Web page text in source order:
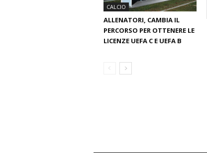
CALCIO
ALLENATORI, CAMBIA IL
PERCORSO PER OTTENERE LE
LICENZE UEFA C E UEFA B